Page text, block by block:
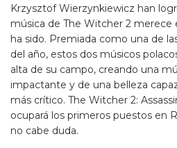
Krzysztof Wierzynkiewicz han
música de The Witcher 2 merece
ha sido. Premiada como una de
del año, estos dos músicos
alta de su campo, creando una
impactante y de una belleza
más crítico. The Witcher 2:
ocupará los primeros puestos en
no cabe duda.